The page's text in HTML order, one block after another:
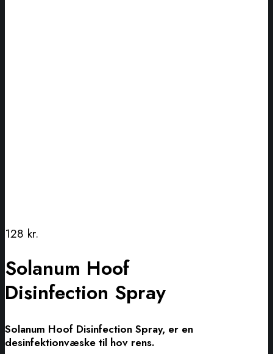
128 kr.
Solanum Hoof
Disinfection Spray
Solanum Hoof Disinfection Spray, er en
desinfektionvæske til hov rens.